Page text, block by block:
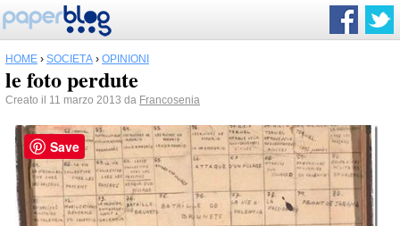
HOME › SOCIETÀ › OPINIONI
le foto perdute
Creato il 11 marzo 2013 da Francosenia
Save